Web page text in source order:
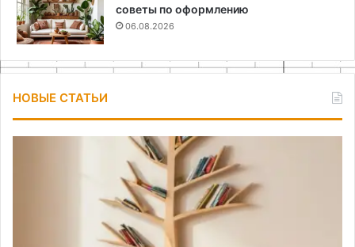
советы по оформлению
06.08.2026
НОВЫЕ СТАТЬИ